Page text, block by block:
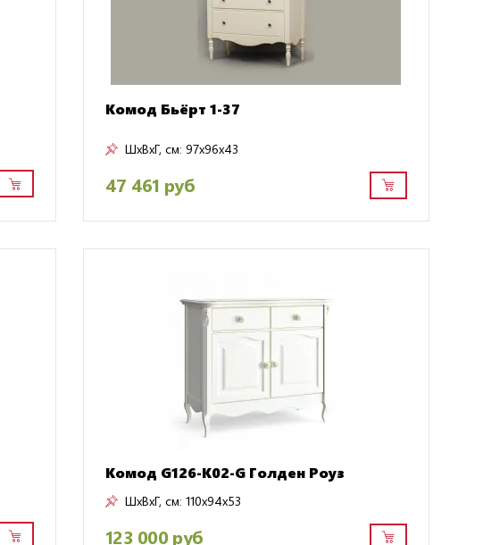
Комод Бьёрт 1-37
ШxВxГ, см: 97x96x43
47 461 руб
Комод G126-K02-G Голден Роуз
ШxВxГ, см: 110x94x53
123 000 руб